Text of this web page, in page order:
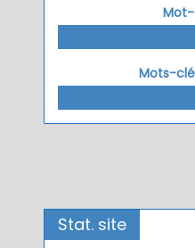
Mots-
Stat. site